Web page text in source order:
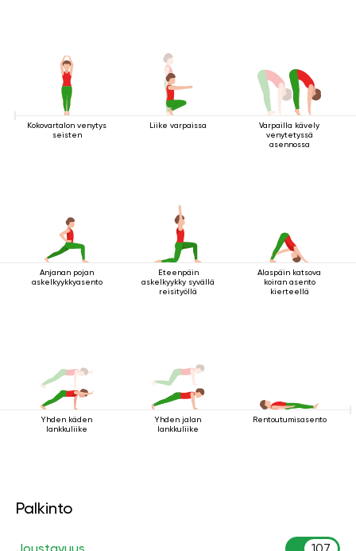
Kokovartalon venytys
seisten
Liike varpaissa
Varpailla kävely
venytetyssä
asennossa
Anjanan pojan
askelkyykkyasento
Eteenpäin
askelkyykky syvällä
reisityöllä
Alaspäin katsova
koiran asento
kierteellä
Yhden käden
lankkuliike
Yhden jalan
lankkuliike
Rentoutumisasento
Palkinto